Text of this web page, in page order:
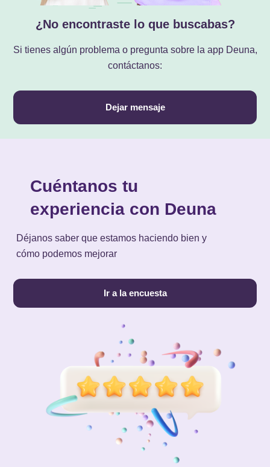
¿No encontraste lo que buscabas?
Si tienes algún problema o pregunta sobre la app Deuna,
contáctanos:
Dejar mensaje
Cuéntanos tu
experiencia con Deuna
Déjanos saber que estamos haciendo bien y
cómo podemos mejorar
Ir a la encuesta